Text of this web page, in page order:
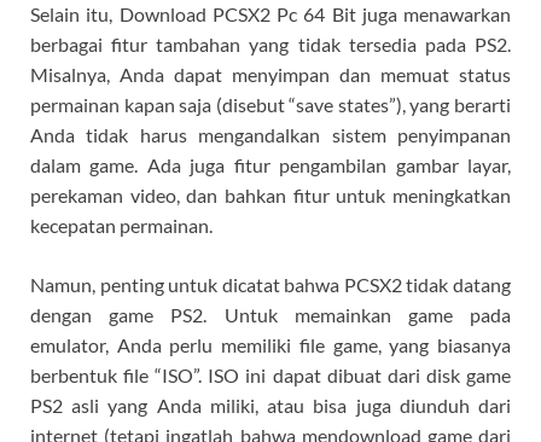
Selain itu, Download PCSX2 Pc 64 Bit juga menawarkan
berbagai fitur tambahan yang tidak tersedia pada PS2.
Misalnya, Anda dapat menyimpan dan memuat status
permainan kapan saja (disebut “save states”), yang berarti
Anda tidak harus mengandalkan sistem penyimpanan
dalam game. Ada juga fitur pengambilan gambar layar,
perekaman video, dan bahkan fitur untuk meningkatkan
kecepatan permainan.
Namun, penting untuk dicatat bahwa PCSX2 tidak datang
dengan game PS2. Untuk memainkan game pada
emulator, Anda perlu memiliki file game, yang biasanya
berbentuk file “ISO”. ISO ini dapat dibuat dari disk game
PS2 asli yang Anda miliki, atau bisa juga diunduh dari
internet (tetapi ingatlah bahwa mendownload game dari